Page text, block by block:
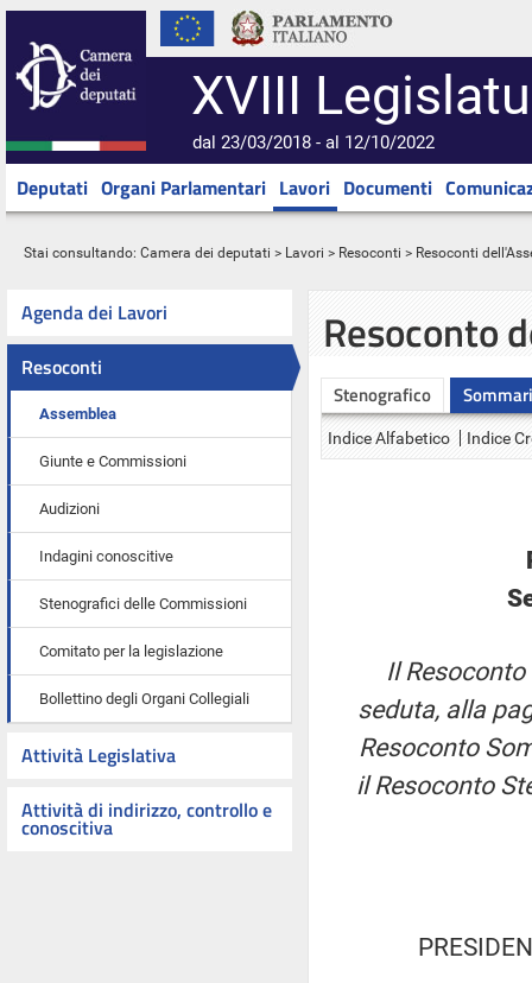
XVIII
dal 23/03/2018 - al 12/10/2022
Deputati Organi Parlamentari Lavori Documenti
Stai consultando: Camera dei deputati > Lavori > Resoconti > Resoconti
Agenda dei Lavori
Resoconti
Assemblea
Giunte e Commissioni
Audizioni
Indagini conoscitive
Stenografici delle Commissioni
Comitato per la legislazione
Bollettino degli Organi Collegiali
Attività Legislativa
Attività di indirizzo, controllo e
conoscitiva
Resoconto
Stenografico
Indice Alfabetico Indice
Il
seduta, alla
Resoconto
il Resoconto